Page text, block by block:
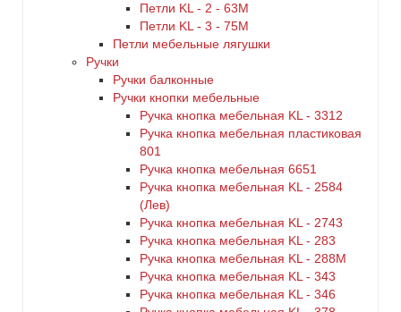
Петли KL - 2 - 63M
Петли KL - 3 - 75M
Петли мебельные лягушки
Ручки
Ручки балконные
Ручки кнопки мебельные
Ручка кнопка мебельная KL - 3312
Ручка кнопка мебельная пластиковая
801
Ручка кнопка мебельная 6651
Ручка кнопка мебельная KL - 2584
(Лев)
Ручка кнопка мебельная KL - 2743
Ручка кнопка мебельная KL - 283
Ручка кнопка мебельная KL - 288M
Ручка кнопка мебельная KL - 343
Ручка кнопка мебельная KL - 346